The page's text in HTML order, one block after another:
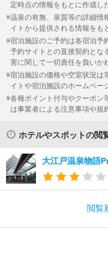
定時点の情報をもとに作成し
温泉の有無、泉質等の詳細情
イトから提供される情報をも
宿泊施設のご予約は各宿泊予
予約サイトとの直接契約とな
害に関して一切責任を負いか
宿泊施設の価格や空室状況は
イトや宿泊施設のホームペー
各種ポイント付与やクーポン
は事業者による注意事項や規
ホテルやスポットの閲
大江戸温泉物語
閲覧